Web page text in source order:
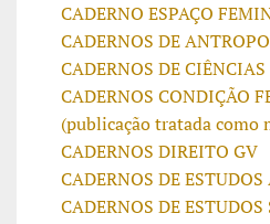
CADERNO ESPAÇO
CADERNOS DE
CADERNOS DE
CADERNOS CONDIÇÃO
(publicação tratada como
CADERNOS DIREITO GV
CADERNOS DE
CADERNOS DE